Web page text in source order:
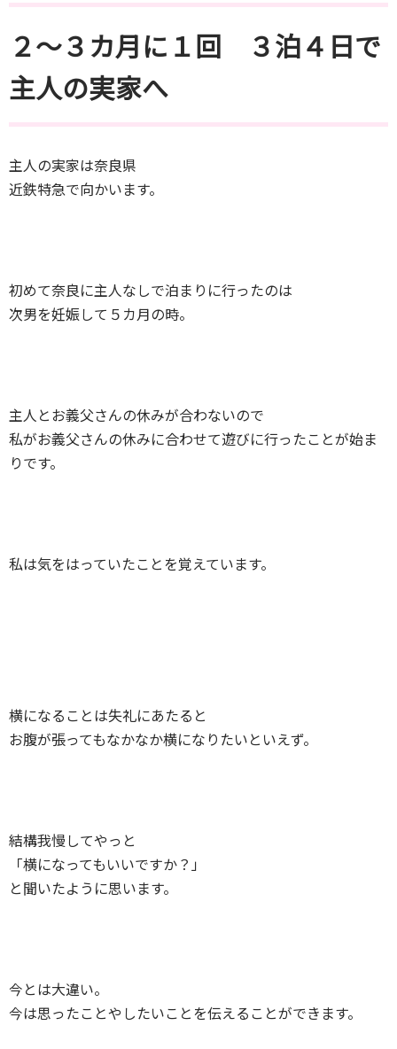
２～３カ月に１回 ３泊４日で
主人の実家へ
主人の実家は奈良県
近鉄特急で向かいます。
初めて奈良に主人なしで泊まりに行ったのは
次男を妊娠して５カ月の時。
主人とお義父さんの休みが合わないので
私がお義父さんの休みに合わせて遊びに行ったことが始ま
りです。
私は気をはっていたことを覚えています。
横になることは失礼にあたると
お腹が張ってもなかなか横になりたいといえず。
結構我慢してやっと
「横になってもいいですか？」
と聞いたように思います。
今とは大違い。
今は思ったことやしたいことを伝えることができます。